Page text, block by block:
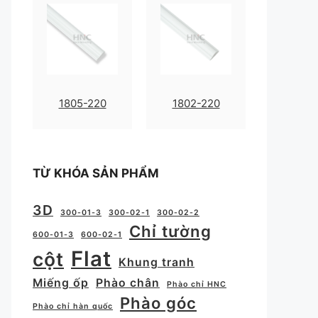
1805-220 1802-220
TỪ KHÓA SẢN PHẨM
3D 300-01-3 300-02-1 300-02-2
600-01-3 600-02-1 Chỉ tường
cột Flat
Khung tranh
Miếng ốp
Phào chân Phào chỉ HNC
Phào chỉ hàn quốc
Phào góc